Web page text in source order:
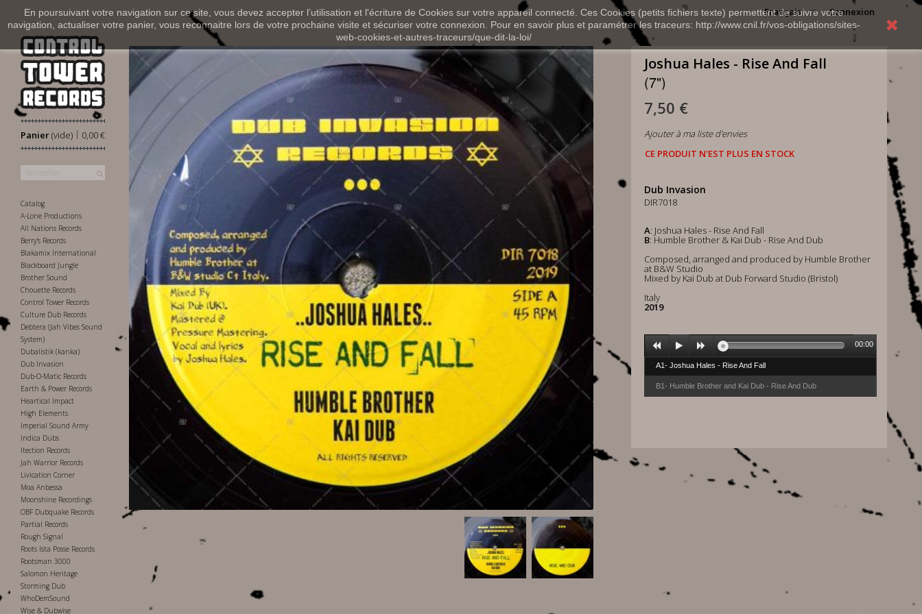
En poursuivant votre navigation sur ce site, vous devez accepter l’utilisation et l'écriture de Cookies sur votre appareil connecté. Ces Cookies (petits fichiers texte) permettent de suivre votre
navigation, actualiser votre panier, vous reconnaitre lors de votre prochaine visite et sécuriser votre connexion. Pour en savoir plus et paramétrer les traceurs: http://www.cnil.fr/vos-obligations/sites-
web-cookies-et-autres-traceurs/que-dit-la-loi/
Connexion
Français
Panier 0,00 €
|
(vide)
Catalog
A-Lone Productions
All Nations Records
Berry's Records
Blakamix International
Blackboard Jungle
Brother Sound
Chouette Records
Control Tower Records
Culture Dub Records
Debtera (Jah Vibes Sound
System)
Dubalistik (kanka)
Dub Invasion
Dub-O-Matic Records
Earth & Power Records
Heartical Impact
High Elements
Imperial Sound Army
Indica Dubs
Itection Records
Jah Warrior Records
Livication Corner
Moa Anbessa
Moonshine Recordings
OBF Dubquake Records
Partial Records
Rough Signal
Roots Ista Posse Records
Rootsman 3000
Salomon Heritage
Storming Dub
WhoDemSound
Wise & Dubwise
Joshua Hales - Rise And Fall
(7")
7,50 €
Ajouter à ma liste d'envies
CE PRODUIT N'EST PLUS EN STOCK
Dub Invasion
DIR7018
A: Joshua Hales - Rise And Fall
B: Humble Brother & Kai Dub - Rise And Dub
Composed, arranged and produced by Humble Brother
at B&W Studio
Mixed by Kai Dub at Dub Forward Studio (Bristol)
Italy
2019
A1- Joshua Hales - Rise And Fall
B1- Humble Brother and Kai Dub - Rise And Dub
00:00